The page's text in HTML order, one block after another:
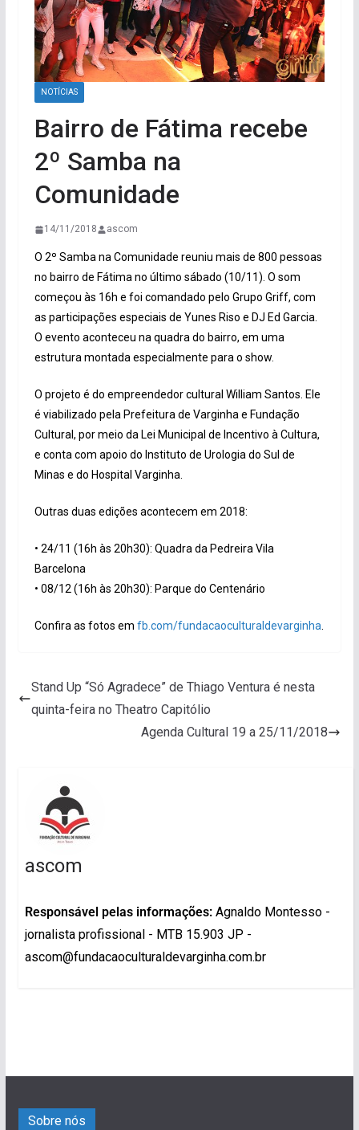
NOTÍCIAS
Bairro de Fátima recebe
2º Samba na
Comunidade
14/11/2018 ascom
O 2º Samba na Comunidade reuniu mais de 800 pessoas
no bairro de Fátima no último sábado (10/11). O som
começou às 16h e foi comandado pelo Grupo Griff, com
as participações especiais de Yunes Riso e DJ Ed Garcia.
O evento aconteceu na quadra do bairro, em uma
estrutura montada especialmente para o show.
O projeto é do empreendedor cultural William Santos. Ele
é viabilizado pela Prefeitura de Varginha e Fundação
Cultural, por meio da Lei Municipal de Incentivo à Cultura,
e conta com apoio do Instituto de Urologia do Sul de
Minas e do Hospital Varginha.
Outras duas edições acontecem em 2018:
• 24/11 (16h às 20h30): Quadra da Pedreira Vila
Barcelona
• 08/12 (16h às 20h30): Parque do Centenário
Confira as fotos em fb.com/fundacaoculturaldevarginha
Stand Up “Só Agradece” de Thiago Ventura é nesta
quinta-feira no Theatro Capitólio
Agenda Cultural 19 a 25/11/2018
ascom
Responsável pelas informações:Agnaldo Montesso -
jornalista profissional - MTB 15.903 JP -
ascom@fundacaoculturaldevarginha.com.br
Sobre nós